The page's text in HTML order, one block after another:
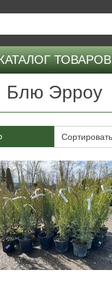
ТОВАРОВ
Блю Эрроу